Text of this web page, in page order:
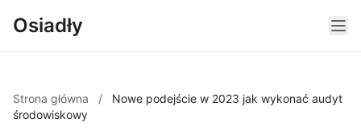
Osiadły
Strona główna /
Nowe podejście w 2023 jak wykonać audyt
środowiskowy